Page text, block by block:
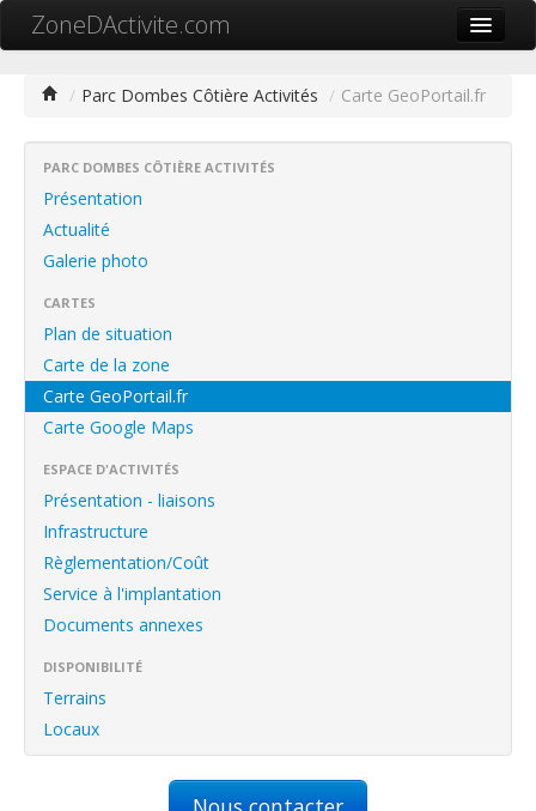
ZoneDActivite.com
Cartographie ZA
Référencer ma zone
Contact
Mon ZA.com
中文
English
Français
Connexion
/ Parc Dombes Côtière Activités / Carte GeoPortail.fr
PARC DOMBES CÔTIÈRE ACTIVITÉS
Présentation
Actualité
Galerie photo
CARTES
Plan de situation
Carte de la zone
Carte GeoPortail.fr
Carte Google Maps
ESPACE D'ACTIVITÉS
Présentation - liaisons
Infrastructure
Règlementation/Coût
Service à l'implantation
Documents annexes
DISPONIBILITÉ
Terrains
Locaux